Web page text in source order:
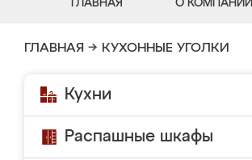
ГЛАВНАЯ О КОМПАНИИ
ГЛАВНАЯ → КУХОННЫЕ УГОЛКИ
Кухни
Распашные шкафы